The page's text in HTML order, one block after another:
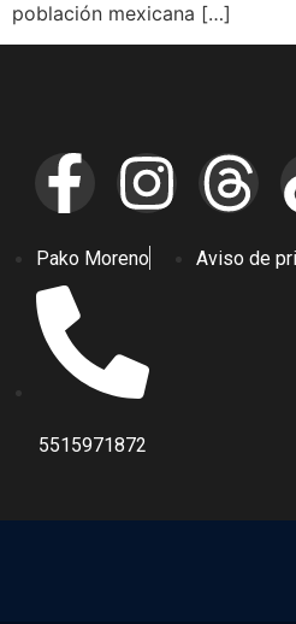
población mexicana […]
Pako Moreno Aviso de
5515971872